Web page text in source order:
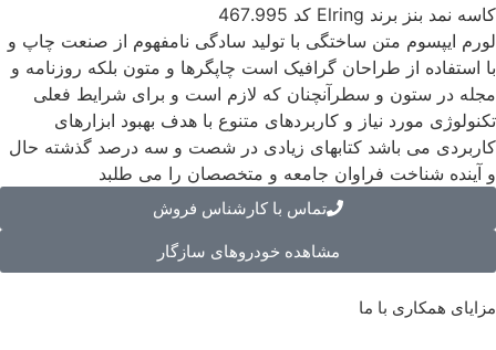
کاسه نمد بنز برند Elring کد 467.995
لورم ایپسوم متن ساختگی با تولید سادگی نامفهوم از صنعت چاپ و
با استفاده از طراحان گرافیک است چاپگرها و متون بلکه روزنامه و
مجله در ستون و سطرآنچنان که لازم است و برای شرایط فعلی
تکنولوژی مورد نیاز و کاربردهای متنوع با هدف بهبود ابزارهای
کاربردی می باشد کتابهای زیادی در شصت و سه درصد گذشته حال
و آینده شناخت فراوان جامعه و متخصصان را می طلبد
تماس با کارشناس فروش
مشاهده خودروهای سازگار
مزایای همکاری با ما